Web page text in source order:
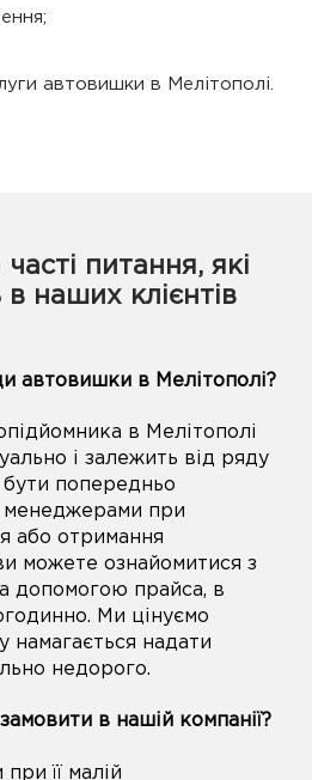
автовишки в Мелітополі.
часті питання, які
наших клієнтів
автовишки в Мелітополі?
в Мелітополі
і залежить від ряду
попередньо
менеджерами при
або отримання
можете ознайомитися з
допомогою прайса, в
Ми цінуємо
намагається надати
недорого.
в нашій компанії?
при її малій